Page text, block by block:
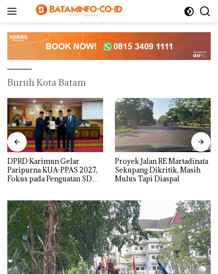
Buruh Kota Batam
DPRD Karimun Gelar
Paripurna KUA-PPAS 2027,
Fokus pada Penguatan SDM,
Proyek Jalan RE Martadinata
Sekupang Dikritik, Masih
Mulus Tapi Diaspal